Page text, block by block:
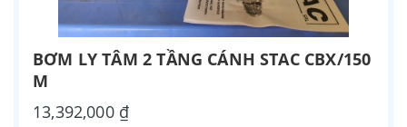
BƠM LY TÂM 2 TẦNG CÁNH STAC CBX/150
M
13,392,000 ₫